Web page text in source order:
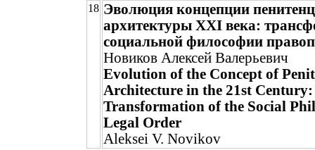
18 Эволюция концепции
архитектуры XXI века:
социальной философии
Новиков Алексей Валерьевич
Evolution of the Concept of
Architecture in the 21st Century:
Transformation of the Social
Legal Order
Aleksei V. Novikov